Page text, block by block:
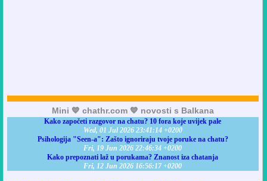
Mini 💙 chathr.com 💙 novosti s Balkana
Kako započeti razgovor na chatu? 10 fora koje uvijek pale
Wed, 01 Jul 2026 23:41:14 +0200
Psihologija "Seen-a": Zašto ignoriraju tvoje poruke na chatu?
Fri, 19 Jun 2026 22:46:34 +0200
Kako prepoznati laž u porukama? Znanost iza chatanja
Fri, 12 Jun 2026 16:56:17 +0200